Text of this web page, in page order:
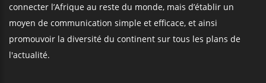
connecter l’Afrique au reste du monde, mais d’établir un
moyen de communication simple et efficace, et ainsi
promouvoir la diversité du continent sur tous les plans de
l'actualité.